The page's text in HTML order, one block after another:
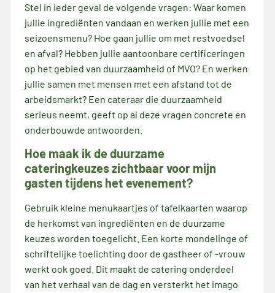
Stel in ieder geval de volgende vragen: Waar komen
jullie ingrediënten vandaan en werken jullie met een
seizoensmenu? Hoe gaan jullie om met restvoedsel
en afval? Hebben jullie aantoonbare certificeringen
op het gebied van duurzaamheid of MVO? En werken
jullie samen met mensen met een afstand tot de
arbeidsmarkt? Een cateraar die duurzaamheid
serieus neemt, geeft op al deze vragen concrete en
onderbouwde antwoorden.
Hoe maak ik de duurzame
cateringkeuzes zichtbaar voor mijn
gasten tijdens het evenement?
Gebruik kleine menukaartjes of tafelkaarten waarop
de herkomst van ingrediënten en de duurzame
keuzes worden toegelicht. Een korte mondelinge of
schriftelijke toelichting door de gastheer of -vrouw
werkt ook goed. Dit maakt de catering onderdeel
van het verhaal van de dag en versterkt het imago